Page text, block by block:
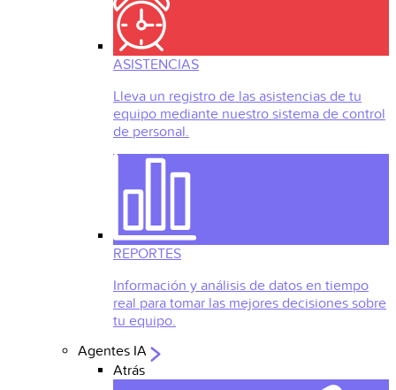
ASISTENCIAS
Lleva un registro de las asistencias de tu
equipo mediante nuestro sistema de control
de personal.
REPORTES
Información y análisis de datos en tiempo
real para tomar las mejores decisiones sobre
tu equipo.
Agentes IA
Atrás